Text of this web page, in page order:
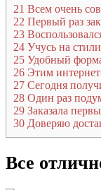
21 Всем очень
22 Первый раз
23
24 Учусь на
25 Удобный
26 Этим
27 Сегодня
28 Один раз
29 Заказала
30 Доверяю
Все